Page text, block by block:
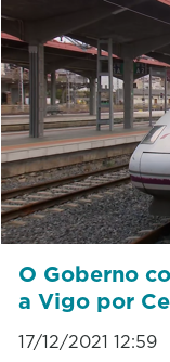
O Goberno
a Vigo por
17/12/2021 12:59